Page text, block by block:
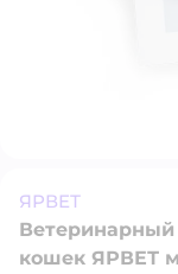
ЯРВЕТ
Ветеринарный
кошек ЯРВЕТ